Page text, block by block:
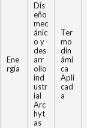
Ene
rgía
Dis
eño
mec
ánic
o y
des
arr
ollo
ind
ustr
ial
Arc
hyt
as
Ter
mo
din
ámi
ca
Apli
cad
a